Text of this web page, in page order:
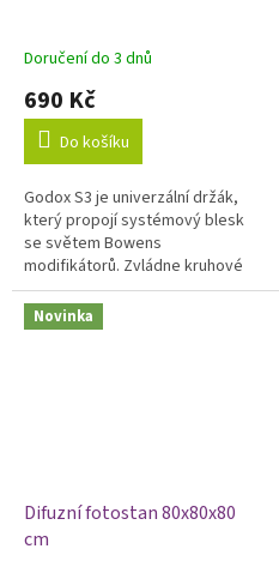
Doručení do 3 dnů
690 Kč
Do košíku
Godox S3 je univerzální držák,
který propojí systémový blesk
se světem Bowens
modifikátorů. Zvládne kruhové
hlavy (V1, V1Pro, V100) i hranaté
(TT685II, V860III), stejně jako...
Novinka
Difuzní fotostan 80x80x80
cm